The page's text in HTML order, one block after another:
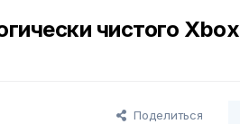
чистого Xbox
Поделиться